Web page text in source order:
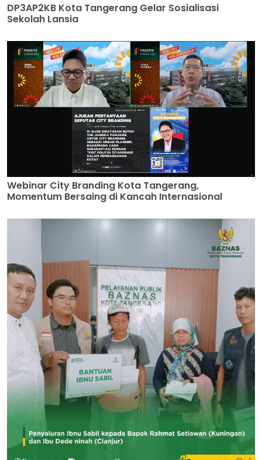
DP3AP2KB Kota Tangerang Gelar Sosialisasi
Sekolah Lansia
Webinar City Branding Kota Tangerang,
Momentum Bersaing di Kancah Internasional